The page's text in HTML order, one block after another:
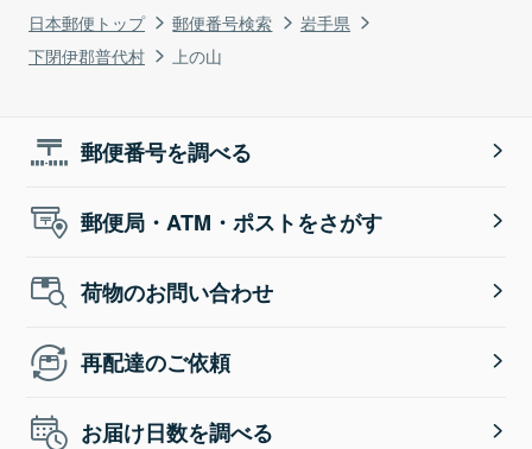
日本郵便トップ 郵便番号検索
岩手県
下閉伊郡普代村
上の山
郵便番号を調べる
郵便局・ATM・ポストをさがす
荷物のお問い合わせ
再配達のご依頼
お届け日数を調べる